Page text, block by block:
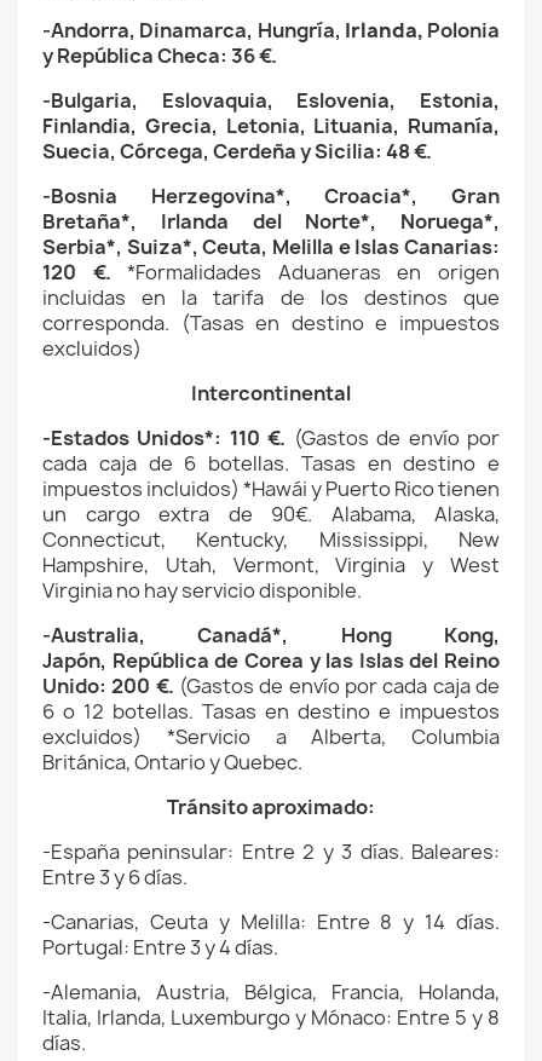
-Andorra, Dinamarca, Hungría, Irlanda, Polonia
y República Checa: 36 €.
-Bulgaria, Eslovaquia, Eslovenia, Estonia,
Finlandia, Grecia, Letonia, Lituania, Rumanía,
Suecia, Córcega, Cerdeña y Sicilia: 48 €.
-Bosnia Herzegovina*, Croacia*, Gran
Bretaña*, Irlanda del Norte*, Noruega*,
Serbia*, Suiza*, Ceuta, Melilla e Islas Canarias:
120 €.*Formalidades Aduaneras en origen
incluidas en la tarifa de los destinos que
corresponda. (Tasas en destino e impuestos
excluidos)
Intercontinental
-Estados Unidos*: 110 €. (Gastos de envíopor
cada caja de 6 botellas. Tasas en destino e
impuestos incluidos) *Hawái y Puerto Rico tienen
un cargo extra de 90€. Alabama, Alaska,
Connecticut, Kentucky, Mississippi, New
Hampshire, Utah, Vermont, Virginia y West
Virginia no hay servicio disponible.
-Australia, Canadá*, Hong Kong,
Japón, República de Corea y las Islas del Reino
Unido: 200 €. (Gastos de envíopor cada caja de
6 o 12 botellas. Tasas en destino e impuestos
excluidos) *Servicio a Alberta, Columbia
Británica, Ontario y Quebec.
Tránsito aproximado:
-España peninsular: Entre 2 y 3 días. Baleares:
Entre 3 y 6 días.
-Canarias, Ceuta y Melilla: Entre 8 y 14 días.
Portugal: Entre 3 y 4 días.
-Alemania, Austria, Bélgica, Francia, Holanda,
Italia, Irlanda, Luxemburgo y Mónaco: Entre 5 y 8
días.